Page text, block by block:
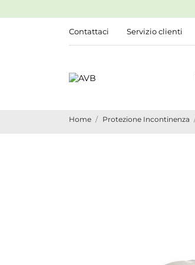
Contattaci Servizio clienti
Home Protezione Incontinenza